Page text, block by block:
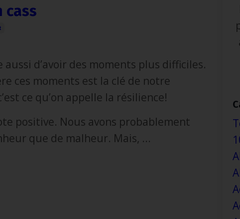
cass
aussi d’avoir des moments plus difficiles.
ces moments est la clé de notre
ce qu’on appelle la résilience!
positive. Nous avons probablement
que de malheur. Mais, ...